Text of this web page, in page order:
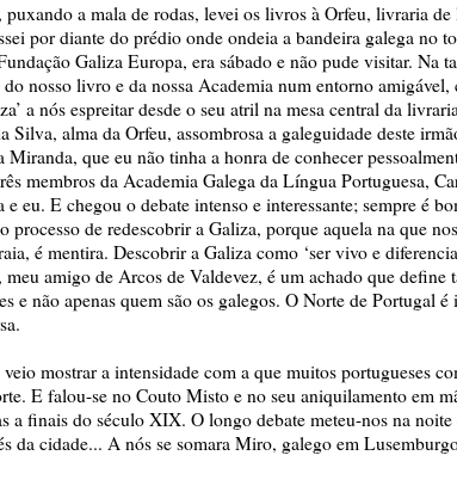
puxando a mala de rodas, levei os livros à Orfeu, livraria
por diante do prédio onde ondeia a bandeira galega no
Galiza Europa, era sábado e não pude visitar. Na
do nosso livro e da nossa Academia num entorno amigável,
a nós espreitar desde o seu atril na mesa central da
Silva, alma da Orfeu, assombrosa a galeguidade deste
que eu não tinha a honra de conhecer
membros da Academia Galega da Língua Portuguesa,
e eu. E chegou o debate intenso e interessante; sempre é
processo de redescobrir a Galiza, porque aquela na que
é mentira. Descobrir a Galiza como ‘ser vivo e
amigo de Arcos de Valdevez, é um achado que define
e não apenas quem são os galegos. O Norte de Portugal
mostrar a intensidade com a que muitos portugueses
E falou-se no Couto Misto e no seu aniquilamento em
a finais do século XIX. O longo debate meteu-nos na noite
da cidade... A nós se somara Miro, galego em